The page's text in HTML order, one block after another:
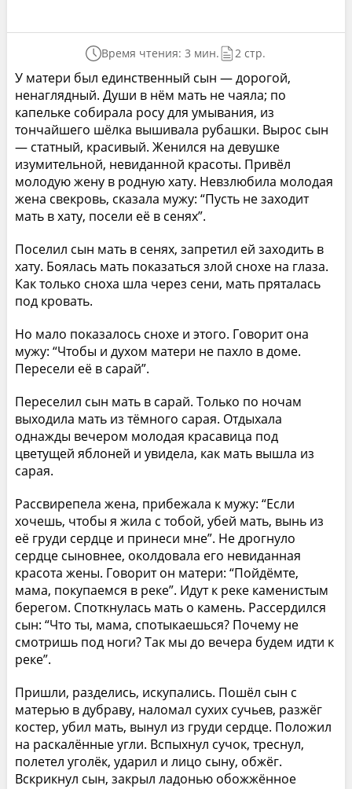
Время чтения: 3 мин. 2 стр.
У матери был единственный сын — дорогой,
ненаглядный. Души в нём мать не чаяла; по
капельке собирала росу для умывания, из
тончайшего шёлка вышивала рубашки. Вырос сын
— статный, красивый. Женился на девушке
изумительной, невиданной красоты. Привёл
молодую жену в родную хату. Невзлюбила молодая
жена свекровь, сказала мужу: “Пусть не заходит
мать в хату, посели её в сенях”.
Поселил сын мать в сенях, запретил ей заходить в
хату. Боялась мать показаться злой снохе на глаза.
Как только сноха шла через сени, мать пряталась
под кровать.
Но мало показалось снохе и этого. Говорит она
мужу: “Чтобы и духом матери не пахло в доме.
Пересели её в сарай”.
Переселил сын мать в сарай. Только по ночам
выходила мать из тёмного сарая. Отдыхала
однажды вечером молодая красавица под
цветущей яблоней и увидела, как мать вышла из
сарая.
Рассвирепела жена, прибежала к мужу: “Если
хочешь, чтобы я жила с тобой, убей мать, вынь из
её груди сердце и принеси мне”. Не дрогнуло
сердце сыновнее, околдовала его невиданная
красота жены. Говорит он матери: “Пойдёмте,
мама, покупаемся в реке”. Идут к реке каменистым
берегом. Споткнулась мать о камень. Рассердился
сын: “Что ты, мама, спотыкаешься? Почему не
смотришь под ноги? Так мы до вечера будем идти к
реке”.
Пришли, разделись, искупались. Пошёл сын с
матерью в дубраву, наломал сухих сучьев, разжёг
костер, убил мать, вынул из груди сердце. Положил
на раскалённые угли. Вспыхнул сучок, треснул,
полетел уголёк, ударил и лицо сыну, обжёг.
Вскрикнул сын, закрыл ладонью обожжённое